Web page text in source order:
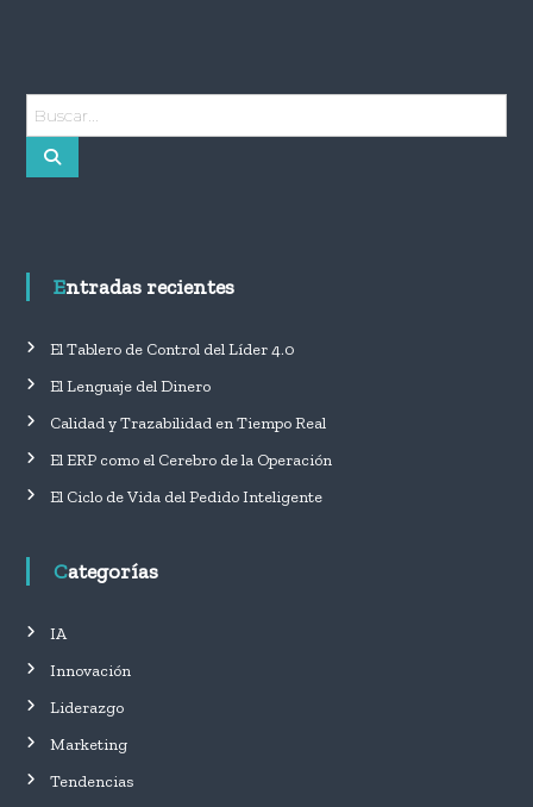
c
B
Entradas recientes
El Tablero de Control del Líder 4.0
El Lenguaje del Dinero
Calidad y Trazabilidad en Tiempo Real
El ERP como el Cerebro de la Operación
El Ciclo de Vida del Pedido Inteligente
Categorías
IA
Innovación
Liderazgo
Marketing
Tendencias